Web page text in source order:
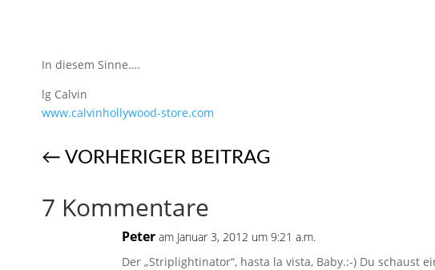
In diesem Sinne….
lg Calvin
www.calvinhollywood-store.com
← VORHERIGER BEITRAG
7 Kommentare
Peter am Januar 3, 2012 um 9:21 a.m.
Der „Striplightinator“, hasta la vista, Baby.:-) Du schaust